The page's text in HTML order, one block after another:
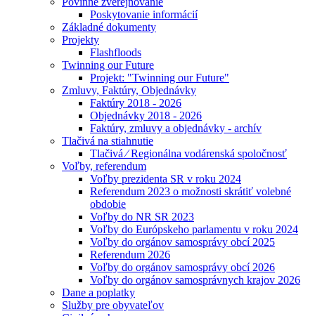
Poskytovanie informácií
Základné dokumenty
Projekty
Flashfloods
Twinning our Future
Projekt: "Twinning our Future"
Zmluvy, Faktúry, Objednávky
Faktúry 2018 - 2026
Objednávky 2018 - 2026
Faktúry, zmluvy a objednávky - archív
Tlačivá na stiahnutie
Tlačivá ⁄ Regionálna vodárenská spoločnosť
Voľby, referendum
Voľby prezidenta SR v roku 2024
Referendum 2023 o možnosti skrátiť volebné
obdobie
Voľby do NR SR 2023
Voľby do Európskeho parlamentu v roku 2024
Voľby do orgánov samosprávy obcí 2025
Referendum 2026
Voľby do orgánov samosprávy obcí 2026
Voľby do orgánov samosprávnych krajov 2026
Dane a poplatky
Služby pre obyvateľov